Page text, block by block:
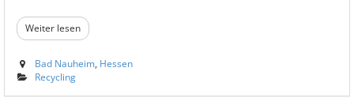
Weiter lesen
Bad Nauheim Hessen
Recycling